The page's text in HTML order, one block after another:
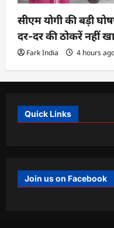
सीएम योगी की बड़ी
दर-दर की ठोकरें नहीं
Fark India 4 hours
Quick Links
Join us on Facebook